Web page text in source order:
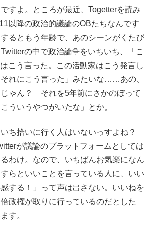
ですよ。ところが最近、Togetterを読み
以降の政治的議論のOBたちなんです
るともう年齢で、あのシーンがくたび
の中で政治論争をいちいち、「こ
こう言った。この活動家はこう発言し
れにこう言った」みたいな……あの、
じゃん？ それを5年前にさかのぼって
ういうやつがいたな」とか。
ち拾いに行く人はいないっすよね？
が議論のプラットフォームとしては
わけ。なので、いちばんお気楽になん
らといいことを言っている人に、いい
する！」って声は出さない。いいねを
政権が取りに行っているのだとした
す。